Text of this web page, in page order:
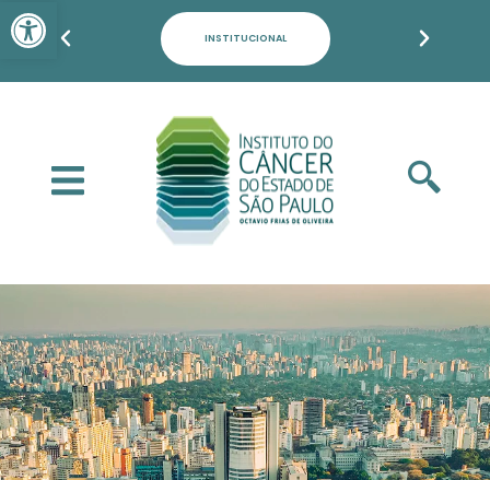
Barra de Ferramentas
INSTITUCIONAL